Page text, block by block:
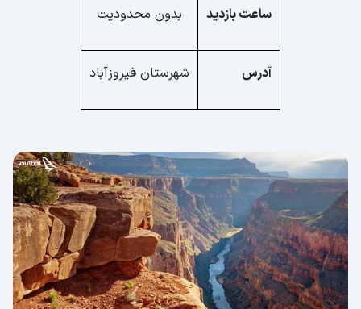
ساعت بازدید بدون محدودیت
آدرس شهرستان فیروز‌آباد